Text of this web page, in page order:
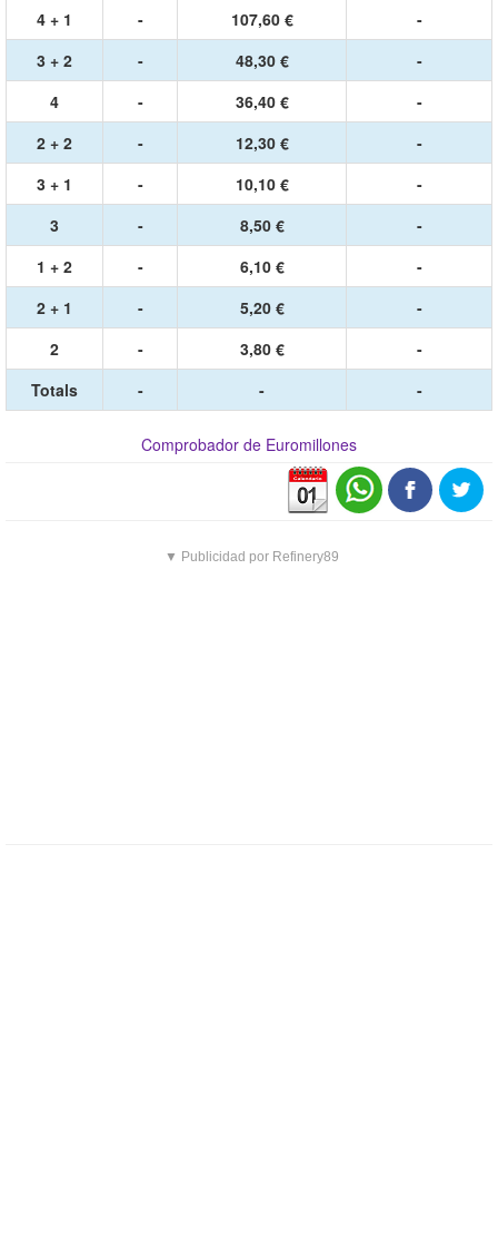
4 + 1
- 107,60 €
-
3 + 2
- 48,30 €
-
4
- 36,40 €
-
2 + 2
- 12,30 €
-
3 + 1
- 10,10 €
-
3
- 8,50 €
-
1 + 2
- 6,10 €
-
2 + 1
- 5,20 €
-
2
- 3,80 €
-
Totals
- - -
Comprobador de Euromillones
▼ Publicidad por Refinery89